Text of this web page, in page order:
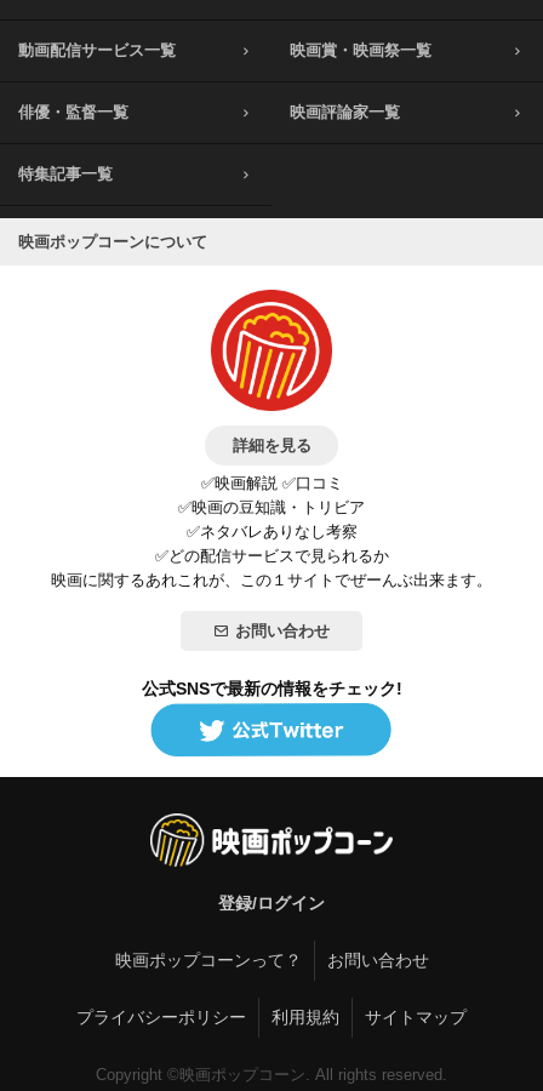
動画配信サービス一覧 映画賞・映画祭一覧
俳優・監督一覧 映画評論家一覧
特集記事一覧
映画ポップコーンについて
詳細を見る
✅映画解説 ✅口コミ
✅映画の豆知識・トリビア
✅ネタバレありなし考察
✅どの配信サービスで見られるか
映画に関するあれこれが、この１サイトでぜーんぶ出来ます。
お問い合わせ
公式SNSで最新の情報をチェック!
登録/ログイン
映画ポップコーンって？ お問い合わせ
プライバシーポリシー 利用規約 サイトマップ
Copyright ©映画ポップコーン. All rights reserved.